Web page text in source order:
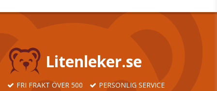
Litenleker.se
FRI FRAKT ÖVER 500
PERSONLIG SERVICE